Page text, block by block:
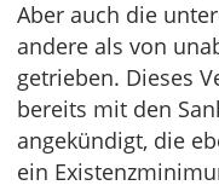
Aber auch die
andere als von
getrieben. Dieses
bereits mit den
angekündigt, die
ein